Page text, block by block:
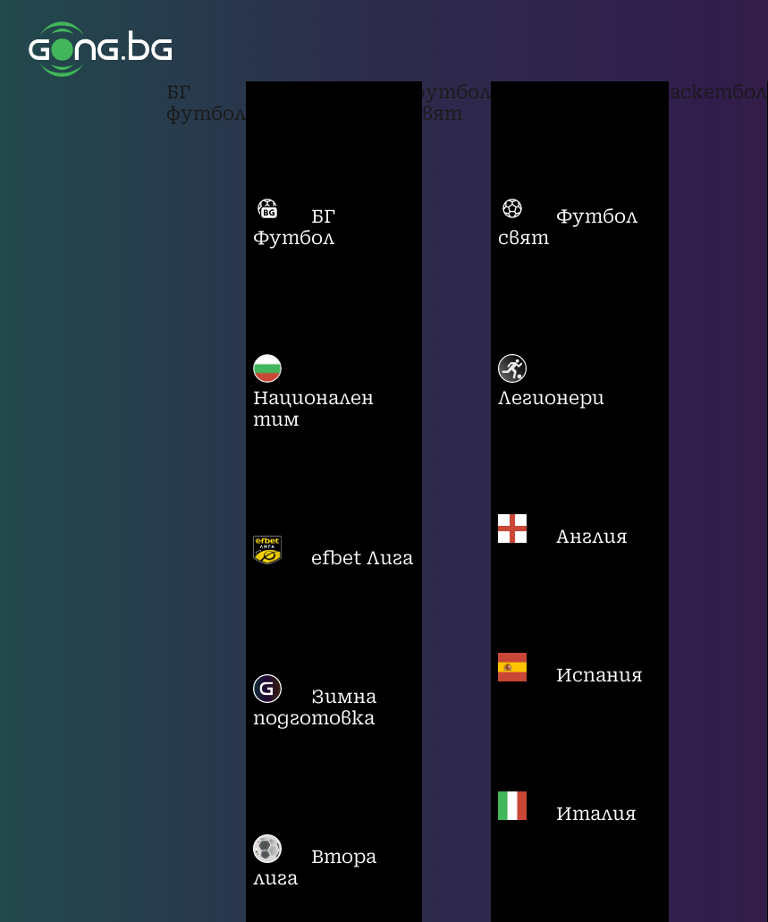
БГ
футбол
БГ
Футбол
Национален
тим
efbet Лига
Зимна
подготовка
Втора
лига
футбол
свят
Футбол
свят
Легионери
Англия
Испания
Италия
баскетбол